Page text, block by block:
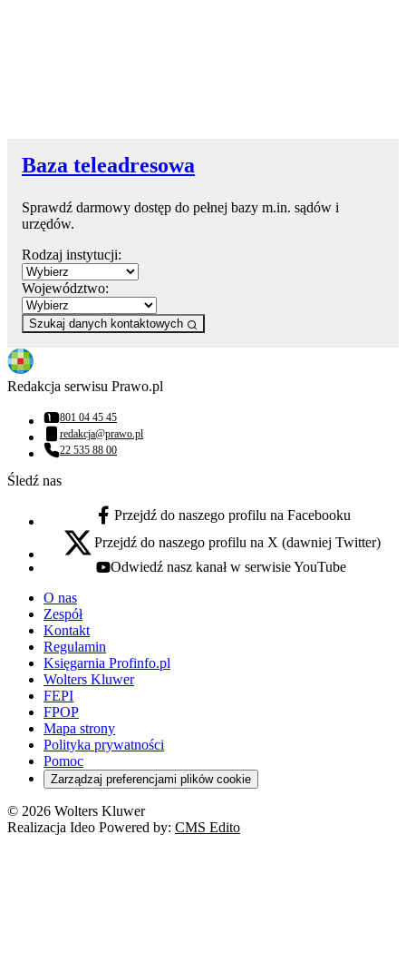
Baza teleadresowa
Sprawdź darmowy dostęp do pełnej bazy m.in. sądów i
urzędów.
Rodzaj instytucji:
Województwo:
Szukaj danych kontaktowych
Redakcja serwisu Prawo.pl
Numer telefonu:
801 04 45 45
Adres email:
redakcja@prawo.pl
Numer telefonu:
22 535 88 00
Śledź nas
facebook - otwiera się w nowej karcie
Przejdź do naszego profilu na Facebooku
x - otwiera się w nowej karcie
Przejdź do naszego profilu na X (dawniej Twitter)
youtube - otwiera się w nowej karcie
Odwiedź nasz kanał w serwisie YouTube
O nas
Zespół
Kontakt
Regulamin
Księgarnia Profinfo.pl
Wolters Kluwer
FEPI
FPOP
Mapa strony
Polityka prywatności
Pomoc
Zarządzaj preferencjami plików cookie
© 2026 Wolters Kluwer
Realizacja Ideo Powered by: CMS Edito